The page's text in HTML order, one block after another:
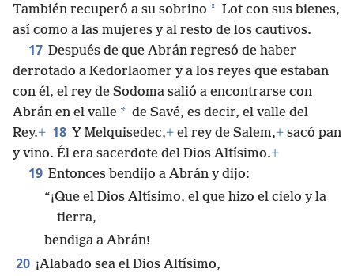
También recuperó a su sobrino * Lot con sus bienes,
así como a las mujeres y al resto de los cautivos.
17 Después de que Abrán regresó de haber
derrotado a Kedorlaomer y a los reyes que estaban
con él, el rey de Sodoma salió a encontrarse con
Abrán en el valle * de Savé, es decir, el valle del
Rey.+ 18 Y Melquisedec,+ el rey de Salem,+ sacó pan
y vino. Él era sacerdote del Dios Altísimo.+
19 Entonces bendijo a Abrán y dijo:
“¡Que el Dios Altísimo, el que hizo el cielo y la
tierra,
bendiga a Abrán!
20 ¡Alabado sea el Dios Altísimo,